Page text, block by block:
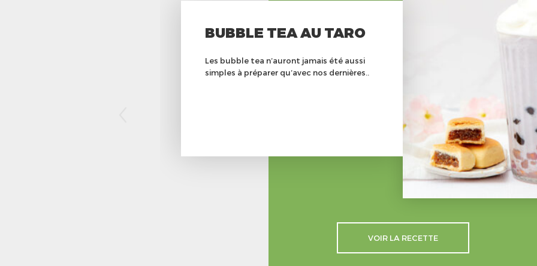
BUBBLE TEA AU TARO
Les bubble tea n’auront jamais été aussi
simples à préparer qu’avec nos dernières..
VOIR LA RECETTE